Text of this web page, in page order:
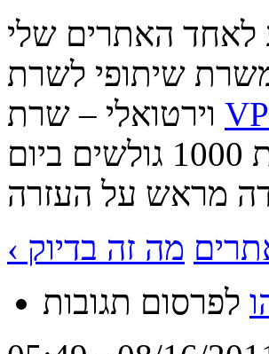
משרת שיתופי לשרת
לפרסום תגובות